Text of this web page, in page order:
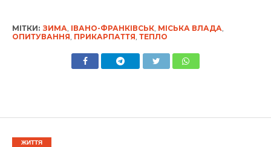
МІТКИ: ЗИМА ІВАНО-ФРАНКІВСЬК, МІСЬКА ВЛАДА
ОПИТУВАННЯ ПРИКАРПАТТЯ ТЕПЛО
ЖИТТЯ